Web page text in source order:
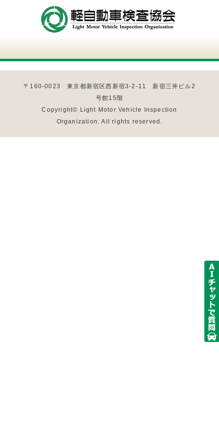
〒160-0023 東京都新宿区西新宿3-2-11 新宿三井ビル2
号館15階
Copyright© Light Motor Vehicle Inspection
Organization. All rights reserved.